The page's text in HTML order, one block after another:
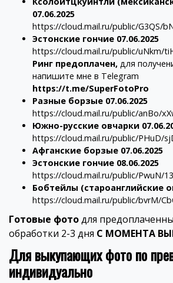
07.06.2025
https://cloud.mail.ru/public/G3QS/
Эстонские гончие 07.06.2025
https://cloud.mail.ru/public/uNkm/
Ринг предоплачен, для
напишите мне в Telegram
https://t.me/SuperFotoPro
Разные борзые 07.06.2025
https://cloud.mail.ru/public/anBo/
Южно-русские овчарки
https://cloud.mail.ru/public/PHuD/
Афганские борзые 07.06.2025
Эстонские гончие 08.06.2025
https://cloud.mail.ru/public/PwuN/
Бобтейлы (староанглийские
https://cloud.mail.ru/public/bvrM/
Готовые фотодля
обработки 2-3 дня С МОМЕНТА
Для выкупающих фото по
индивидуально